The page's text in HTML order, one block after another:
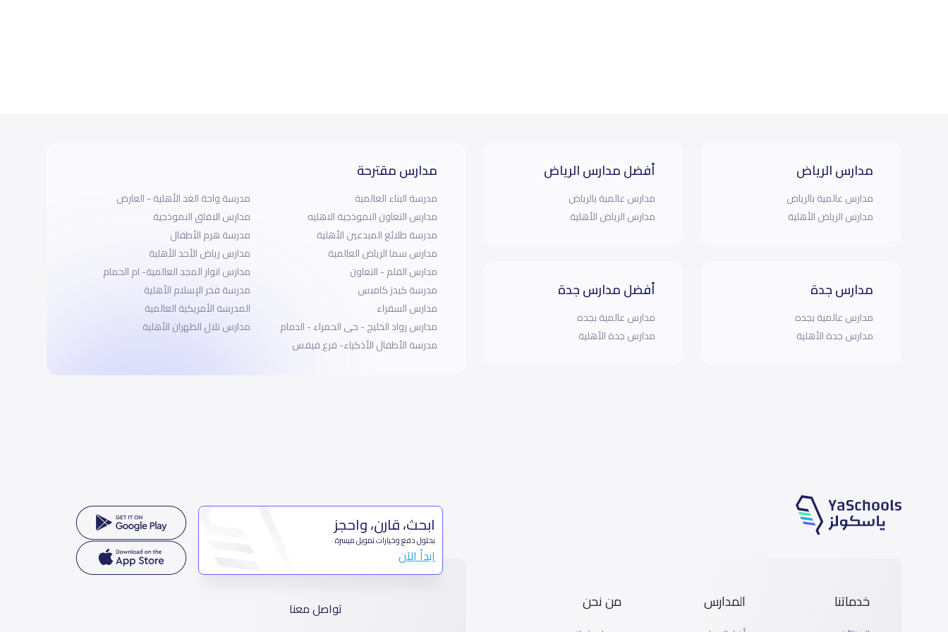
مدارس الرياض
مدارس عالمية بالرياض
مدارس الرياض الأهلية
مدارس جدة
مدارس عالمية بجده
مدارس جدة الأهلية
أفضل مدارس الرياض
مدارس عالمية بالرياض
مدارس الرياض الأهلية
أفضل مدارس جدة
مدارس عالمية بجده
مدارس جدة الأهلية
مدارس مقترحة
مدرسة البناء العالمية
مدارس التعاون النموذجية الاهليه
مدرسة طلائع المبدعين الأهلية
مدارس سما الرياض العالمية
مدارس القلم - التعاون
مدرسة كيدز كامبس
مدارس السفراء
مدارس رواد الخليج - حى الحمراء - الدمام
مدرسة الأطفال الأذكياء- فرع فيفس
مدرسة واحة الغد الأهلية - العارض
مدارس الافاق النموذجية
مدرسة هرم الأطفال
مدارس رياض الأحد الأهلية
مدارس انوار المجد العالمية- ام الحمام
مدرسة فخر الإسلام الأهلية
المدرسة الأمريكية العالمية
مدارس تلال الظهران الأهلية
خدماتنا المدارس من نحن
ابحث، قارن، واحجز
بحلول دفع وخيارات تمويل ميسرة
ابدأ الآن
تواصل معنا